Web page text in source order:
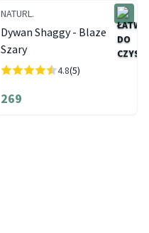
NATURL.
Dywan Shaggy - Blaze
Szary
4.8(5)
269